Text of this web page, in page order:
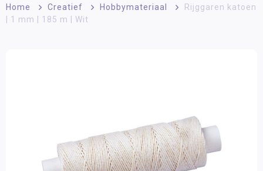
Home > Creatief > Hobbymateriaal >
Rijggaren katoen
| 1 mm | 185 m | Wit